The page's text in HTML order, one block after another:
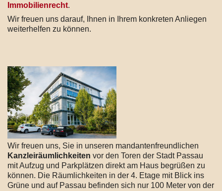
Immobilienrecht.
Wir freuen uns darauf, Ihnen in Ihrem konkreten Anliegen
weiterhelfen zu können.
Wir freuen uns, Sie in unseren mandantenfreundlichen
Kanzleiräumlichkeiten vor den Toren der Stadt Passau
mit Aufzug und Parkplätzen direkt am Haus begrüßen zu
können. Die Räumlichkeiten in der 4. Etage mit Blick ins
Grüne und auf Passau befinden sich nur 100 Meter von der